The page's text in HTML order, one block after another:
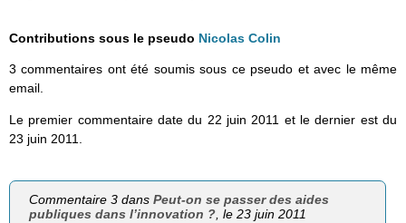
Contributions sous le pseudo Nicolas Colin
3 commentaires ont été soumis sous ce pseudo et avec le même
email.
Le premier commentaire date du 22 juin 2011 et le dernier est du
23 juin 2011.
Commentaire 3 dansPeut-on se passer des aides
publiques dans l’innovation ?, le 23 juin 2011